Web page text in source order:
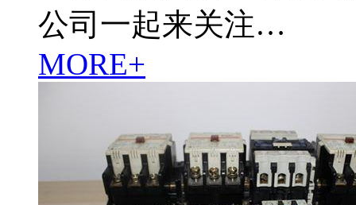
公司一起来关注…
MORE+